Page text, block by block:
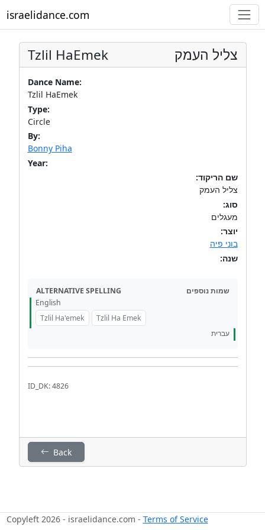
israelidance.com
Tzlil HaEmek צליל העמק
Dance Name:
Tzlil HaEmek
Type:
Circle
By:
Bonny Piha
Year:
שם הריקוד:
צליל העמק
סוג:
מעגלים
יוצר:
בוני פיה
שנה:
ALTERNATIVE SPELLING
שמות נוספים
English
Tzlil Ha'emek
Tzlil Ha Emek
עברית
ID_DK: 4826
Back
Copyleft 2026 - israelidance.com - Terms of Service